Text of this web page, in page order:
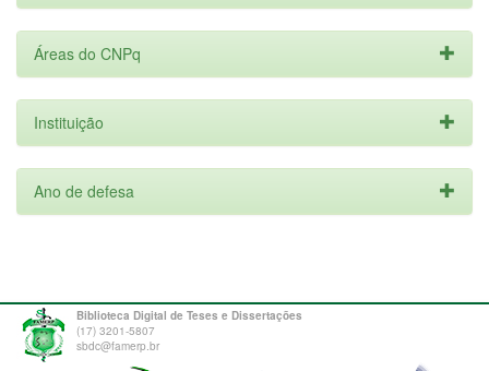
Áreas do CNPq
Instituição
Ano de defesa
Biblioteca Digital de Teses e Dissertações
(17) 3201-5807
sbdc@famerp.br